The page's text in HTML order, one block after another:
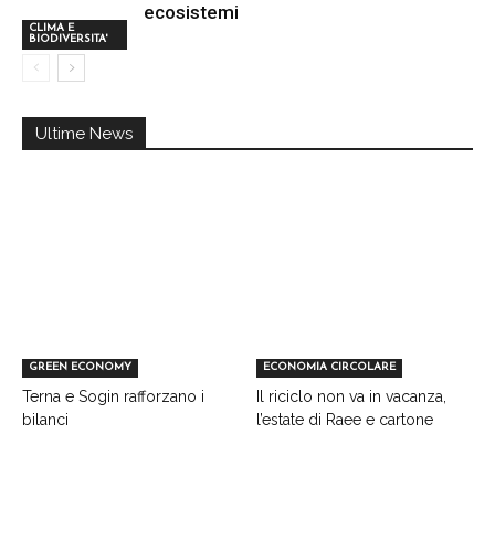
CLIMA E
BIODIVERSITA'
ecosistemi
Ultime News
GREEN ECONOMY
Terna e Sogin rafforzano i
bilanci
ECONOMIA CIRCOLARE
Il riciclo non va in vacanza,
l’estate di Raee e cartone